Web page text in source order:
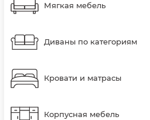
Мягкая мебель
Диваны по категориям
Кровати и матрасы
Корпусная мебель